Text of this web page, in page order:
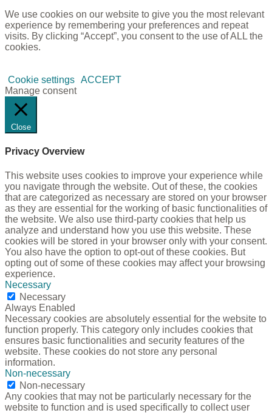
We use cookies on our website to give you the most relevant
experience by remembering your preferences and repeat
visits. By clicking “Accept”, you consent to the use of ALL the
cookies.
Cookie settings ACCEPT
Manage consent
Close
Privacy Overview
This website uses cookies to improve your experience while
you navigate through the website. Out of these, the cookies
that are categorized as necessary are stored on your browser
as they are essential for the working of basic functionalities of
the website. We also use third-party cookies that help us
analyze and understand how you use this website. These
cookies will be stored in your browser only with your consent.
You also have the option to opt-out of these cookies. But
opting out of some of these cookies may affect your browsing
experience.
Necessary
Necessary
Always Enabled
Necessary cookies are absolutely essential for the website to
function properly. This category only includes cookies that
ensures basic functionalities and security features of the
website. These cookies do not store any personal
information.
Non-necessary
Non-necessary
Any cookies that may not be particularly necessary for the
website to function and is used specifically to collect user